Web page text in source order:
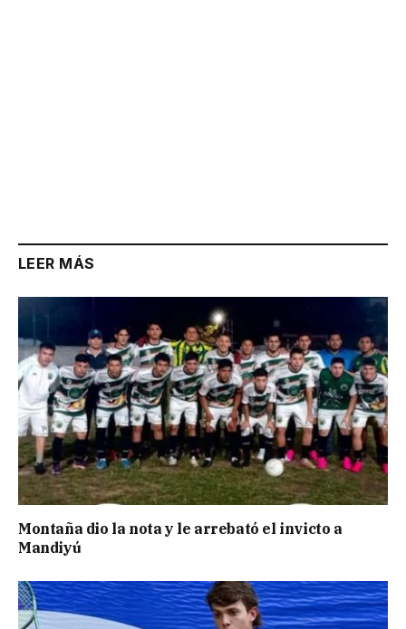
LEER MÁS
Montaña dio la nota y le arrebató el invicto a
Mandiyú